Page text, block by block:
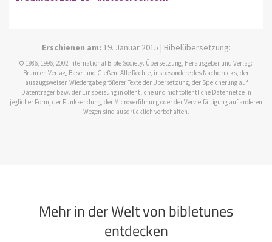
Erschienen am: 19. Januar 2015 | Bibelübersetzung:
© 1986, 1996, 2002 International Bible Society. Übersetzung, Herausgeber und Verlag:
Brunnen Verlag, Basel und Gießen. Alle Rechte, insbesondere des Nachdrucks, der
auszugsweisen Wiedergabe größerer Texte der Übersetzung, der Speicherung auf
Datenträger bzw. der Einspeisung in öffentliche und nichtöffentliche Datennetze in
jeglicher Form, der Funksendung, der Microverfilmung oder der Vervielfältigung auf anderen
Wegen sind ausdrücklich vorbehalten.
Mehr in der Welt von bibletunes
entdecken